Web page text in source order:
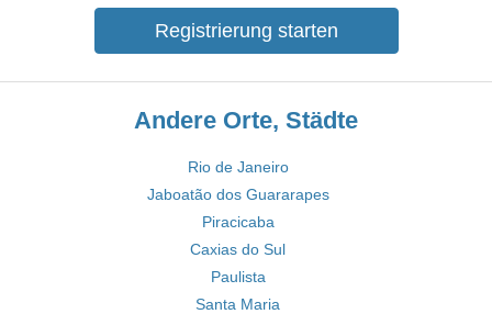
Registrierung starten
Andere Orte, Städte
Rio de Janeiro
Jaboatão dos Guararapes
Piracicaba
Caxias do Sul
Paulista
Santa Maria